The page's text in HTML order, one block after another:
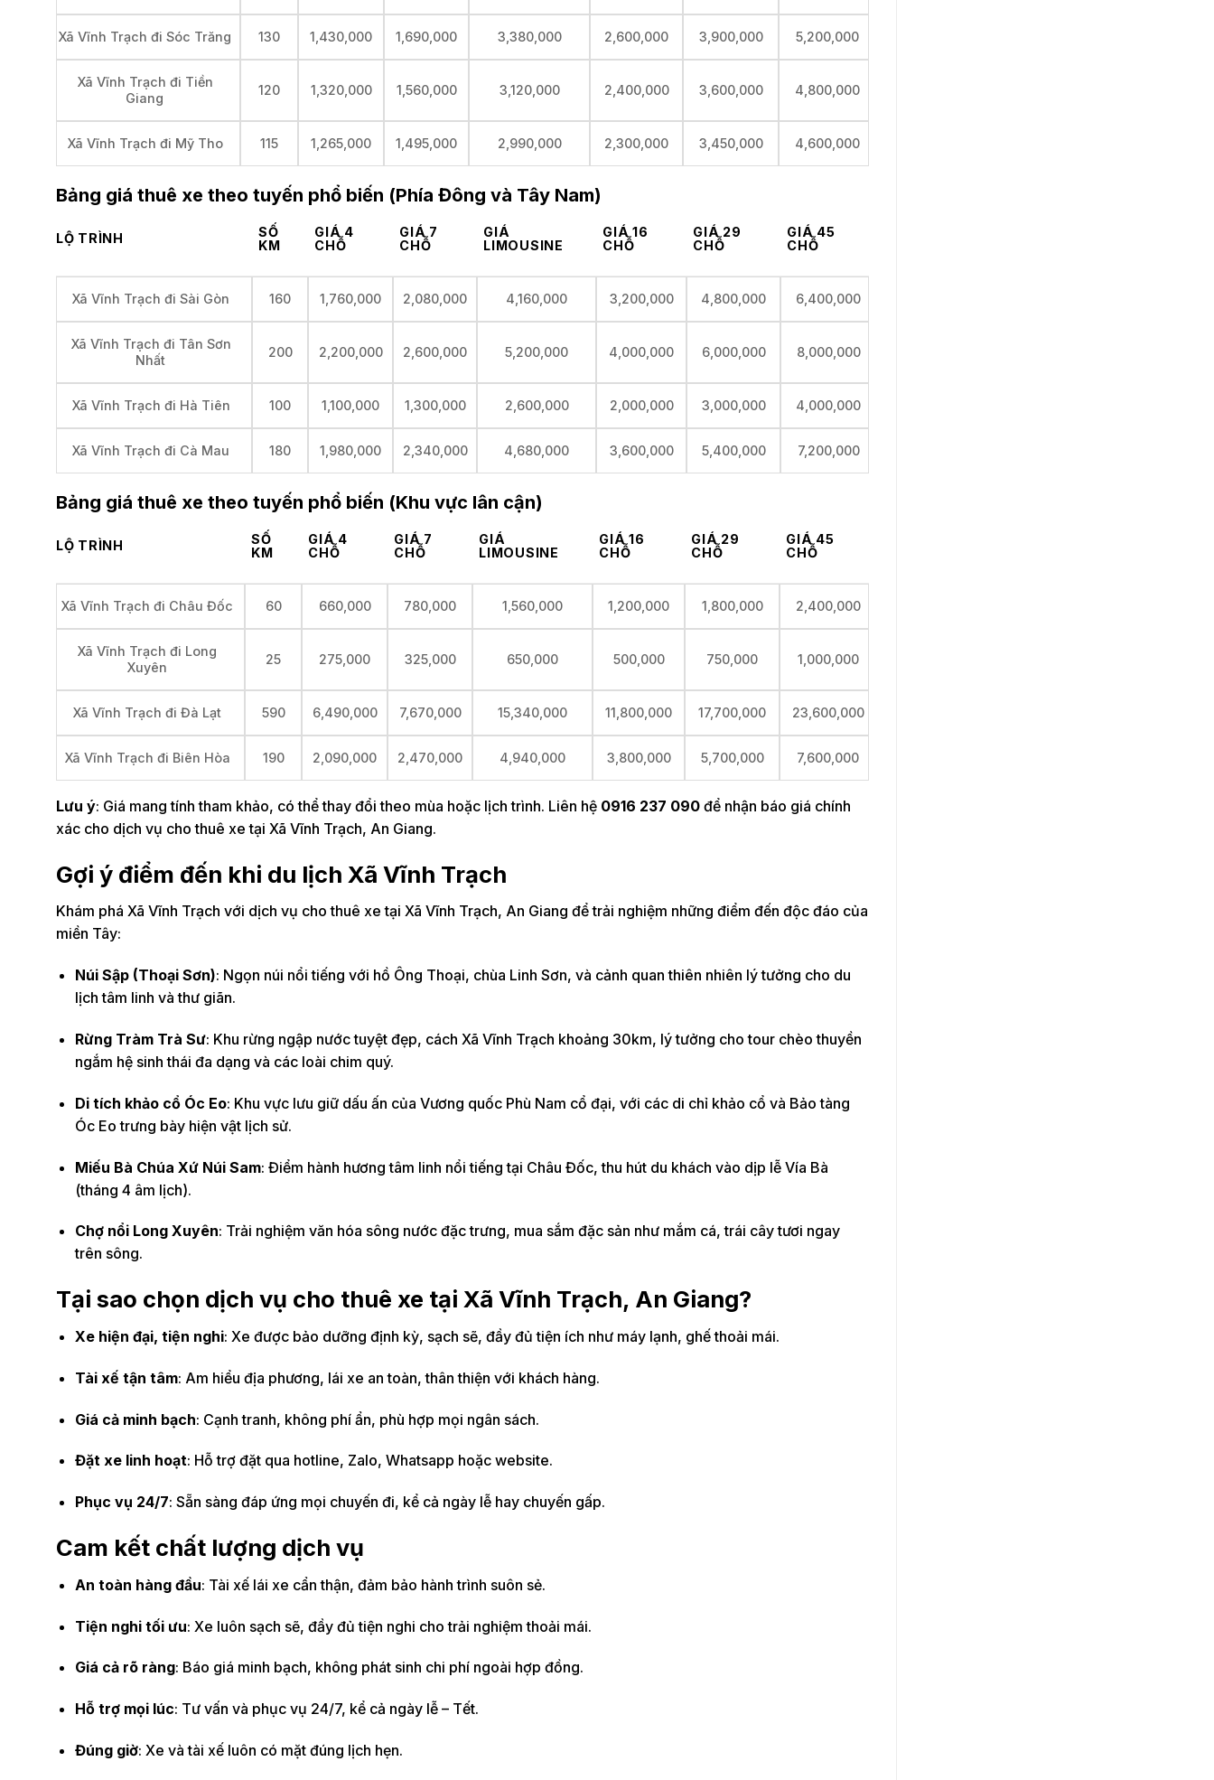
Xã Vĩnh Trạch đi Sóc Trăng 130 1,430,000 1,690,000 3,380,000 2,600,000 3,900,000 5,200,000
Xã Vĩnh Trạch đi Tiền
Giang
120 1,320,000 1,560,000 3,120,000 2,400,000 3,600,000 4,800,000
Xã Vĩnh Trạch đi Mỹ Tho 115 1,265,000 1,495,000 2,990,000 2,300,000 3,450,000 4,600,000
Bảng giá thuê xe theo tuyến phổ biến (Phía Đông và Tây Nam)
LỘ TRÌNH
SỐ
KM
GIÁ 4
CHỖ
GIÁ 7
CHỖ
GIÁ
LIMOUSINE
GIÁ 16
CHỖ
GIÁ 29
CHỖ
GIÁ 45
CHỖ
Xã Vĩnh Trạch đi Sài Gòn 160 1,760,000 2,080,000 4,160,000 3,200,000 4,800,000 6,400,000
Xã Vĩnh Trạch đi Tân Sơn
Nhất
200 2,200,000 2,600,000 5,200,000 4,000,000 6,000,000 8,000,000
Xã Vĩnh Trạch đi Hà Tiên 100 1,100,000 1,300,000 2,600,000 2,000,000 3,000,000 4,000,000
Xã Vĩnh Trạch đi Cà Mau 180 1,980,000 2,340,000 4,680,000 3,600,000 5,400,000 7,200,000
Bảng giá thuê xe theo tuyến phổ biến (Khu vực lân cận)
LỘ TRÌNH
SỐ
KM
GIÁ 4
CHỖ
GIÁ 7
CHỖ
GIÁ
LIMOUSINE
GIÁ 16
CHỖ
GIÁ 29
CHỖ
GIÁ 45
CHỖ
Xã Vĩnh Trạch đi Châu Đốc 60 660,000 780,000 1,560,000 1,200,000 1,800,000 2,400,000
Xã Vĩnh Trạch đi Long
Xuyên
25 275,000 325,000 650,000 500,000 750,000 1,000,000
Xã Vĩnh Trạch đi Đà Lạt 590 6,490,000 7,670,000 15,340,000 11,800,000 17,700,000 23,600,000
Xã Vĩnh Trạch đi Biên Hòa 190 2,090,000 2,470,000 4,940,000 3,800,000 5,700,000 7,600,000
Lưu ý: Giá mang tính tham khảo, có thể thay đổi theo mùa hoặc lịch trình. Liên hệ 0916 237 090 để nhận báo giá chính
xác cho dịch vụ cho thuê xe tại Xã Vĩnh Trạch, An Giang.
Gợi ý điểm đến khi du lịch Xã Vĩnh Trạch
Khám phá Xã Vĩnh Trạch với dịch vụ cho thuê xe tại Xã Vĩnh Trạch, An Giang để trải nghiệm những điểm đến độc đáo của
miền Tây:
Núi Sập (Thoại Sơn): Ngọn núi nổi tiếng với hồ Ông Thoại, chùa Linh Sơn, và cảnh quan thiên nhiên lý tưởng cho du
lịch tâm linh và thư giãn.
Rừng Tràm Trà Sư: Khu rừng ngập nước tuyệt đẹp, cách Xã Vĩnh Trạch khoảng 30km, lý tưởng cho tour chèo thuyền
ngắm hệ sinh thái đa dạng và các loài chim quý.
Di tích khảo cổ Óc Eo: Khu vực lưu giữ dấu ấn của Vương quốc Phù Nam cổ đại, với các di chỉ khảo cổ và Bảo tàng
Óc Eo trưng bày hiện vật lịch sử.
Miếu Bà Chúa Xứ Núi Sam: Điểm hành hương tâm linh nổi tiếng tại Châu Đốc, thu hút du khách vào dịp lễ Vía Bà
(tháng 4 âm lịch).
Chợ nổi Long Xuyên: Trải nghiệm văn hóa sông nước đặc trưng, mua sắm đặc sản như mắm cá, trái cây tươi ngay
trên sông.
Tại sao chọn dịch vụ cho thuê xe tại Xã Vĩnh Trạch, An Giang?
Xe hiện đại, tiện nghi: Xe được bảo dưỡng định kỳ, sạch sẽ, đầy đủ tiện ích như máy lạnh, ghế thoải mái.
Tài xế tận tâm: Am hiểu địa phương, lái xe an toàn, thân thiện với khách hàng.
Giá cả minh bạch: Cạnh tranh, không phí ẩn, phù hợp mọi ngân sách.
Đặt xe linh hoạt: Hỗ trợ đặt qua hotline, Zalo, Whatsapp hoặc website.
Phục vụ 24/7: Sẵn sàng đáp ứng mọi chuyến đi, kể cả ngày lễ hay chuyến gấp.
Cam kết chất lượng dịch vụ
An toàn hàng đầu: Tài xế lái xe cẩn thận, đảm bảo hành trình suôn sẻ.
Tiện nghi tối ưu: Xe luôn sạch sẽ, đầy đủ tiện nghi cho trải nghiệm thoải mái.
Giá cả rõ ràng: Báo giá minh bạch, không phát sinh chi phí ngoài hợp đồng.
Hỗ trợ mọi lúc: Tư vấn và phục vụ 24/7, kể cả ngày lễ – Tết.
Đúng giờ: Xe và tài xế luôn có mặt đúng lịch hẹn.